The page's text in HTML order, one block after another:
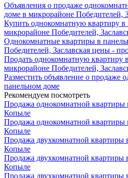
Объявления о продаже
доме в микрорайоне Победителей,
Купить однокомнатную квартиру в
микрорайоне Победителей,
Однокомнатные квартиры в
Победителей, Заславская цены -
Продать однокомнатную квартиру
микрорайоне Победителей,
Разместить объявление о продаже
панельном доме
Рекомендуем посмотреть
Продажа однокомнатной
Копыле
Продажа однокомнатной квартиры
Копыле
Продажа двухкомнатной квартиры
Копыле
Продажа двухкомнатной квартиры
Копыле
Продажа двухкомнатной квартиры